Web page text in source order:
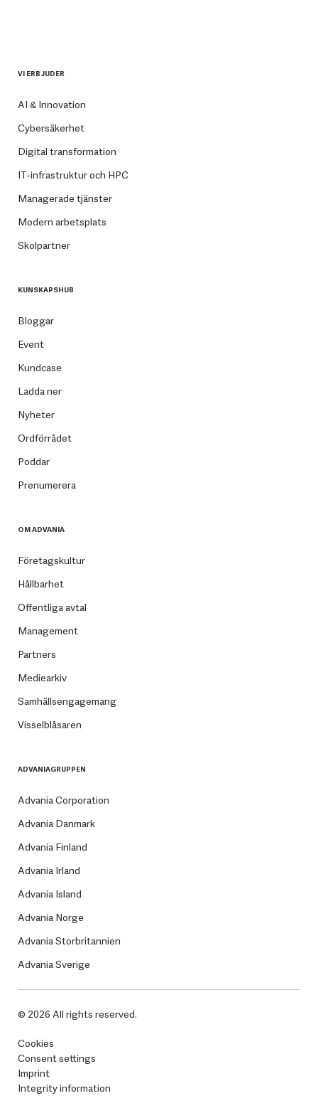
VI ERBJUDER
AI & Innovation
Cybersäkerhet
Digital transformation
IT-infrastruktur och HPC
Managerade tjänster
Modern arbetsplats
Skolpartner
KUNSKAPSHUB
Bloggar
Event
Kundcase
Ladda ner
Nyheter
Ordförrådet
Poddar
Prenumerera
OM ADVANIA
Företagskultur
Hållbarhet
Offentliga avtal
Management
Partners
Mediearkiv
Samhällsengagemang
Visselblåsaren
ADVANIAGRUPPEN
Advania Corporation
Advania Danmark
Advania Finland
Advania Irland
Advania Island
Advania Norge
Advania Storbritannien
Advania Sverige
© 2026 All rights reserved.
Cookies
Consent settings
Imprint
Integrity information